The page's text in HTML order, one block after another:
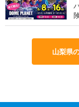
山梨県